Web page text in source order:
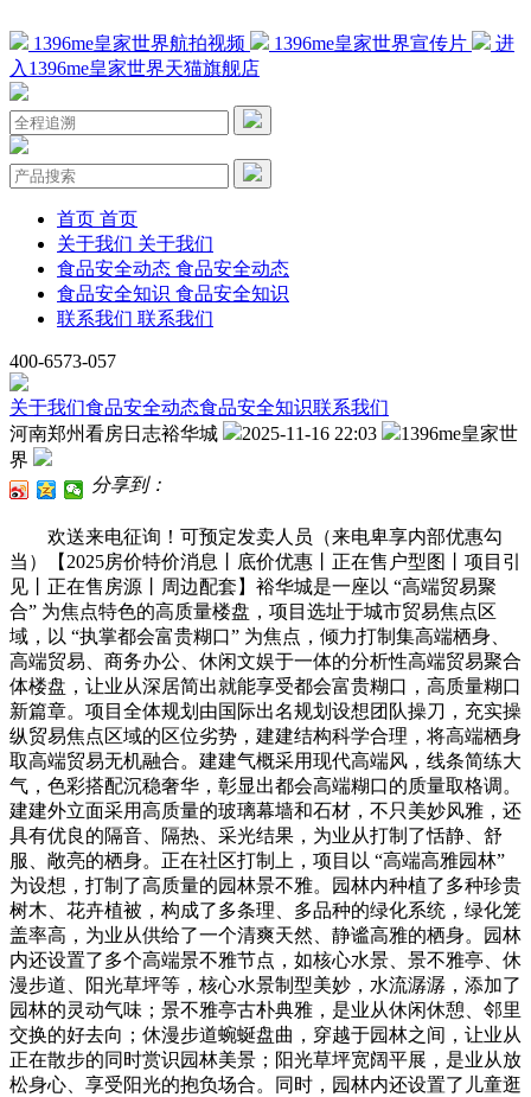
1396me皇家世界航拍视频 1396me皇家世界宣传片
进
入1396me皇家世界天猫旗舰店
首页 首页
关于我们 关于我们
食品安全动态 食品安全动态
食品安全知识 食品安全知识
联系我们 联系我们
400-6573-057
关于我们食品安全动态食品安全知识联系我们
河南郑州看房日志裕华城
2025-11-16 22:03
1396me皇家世
界
分享到：
欢送来电征询！可预定发卖人员（来电卑享内部优惠勾
当）【2025房价特价消息丨底价优惠丨正在售户型图丨项目引
见丨正在售房源丨周边配套】裕华城是一座以 “高端贸易聚
合” 为焦点特色的高质量楼盘，项目选址于城市贸易焦点区
域，以 “执掌都会富贵糊口” 为焦点，倾力打制集高端栖身、
高端贸易、商务办公、休闲文娱于一体的分析性高端贸易聚合
体楼盘，让业从深居简出就能享受都会富贵糊口，高质量糊口
新篇章。项目全体规划由国际出名规划设想团队操刀，充实操
纵贸易焦点区域的区位劣势，建建结构科学合理，将高端栖身
取高端贸易无机融合。建建气概采用现代高端风，线条简练大
气，色彩搭配沉稳奢华，彰显出都会高端糊口的质量取格调。
建建外立面采用高质量的玻璃幕墙和石材，不只美妙风雅，还
具有优良的隔音、隔热、采光结果，为业从打制了恬静、舒
服、敞亮的栖身。正在社区打制上，项目以 “高端高雅园林”
为设想，打制了高质量的园林景不雅。园林内种植了多种珍贵
树木、花卉植被，构成了多条理、多品种的绿化系统，绿化笼
盖率高，为业从供给了一个清爽天然、静谧高雅的栖身。园林
内还设置了多个高端景不雅节点，如核心水景、景不雅亭、休
漫步道、阳光草坪等，核心水景制型美妙，水流潺潺，添加了
园林的灵动气味；景不雅亭古朴典雅，是业从休闲休憩、邻里
交换的好去向；休漫步道蜿蜒盘曲，穿越于园林之间，让业从
正在散步的同时赏识园林美景；阳光草坪宽阔平展，是业从放
松身心、享受阳光的抱负场合。同时，园林内还设置了儿童逛